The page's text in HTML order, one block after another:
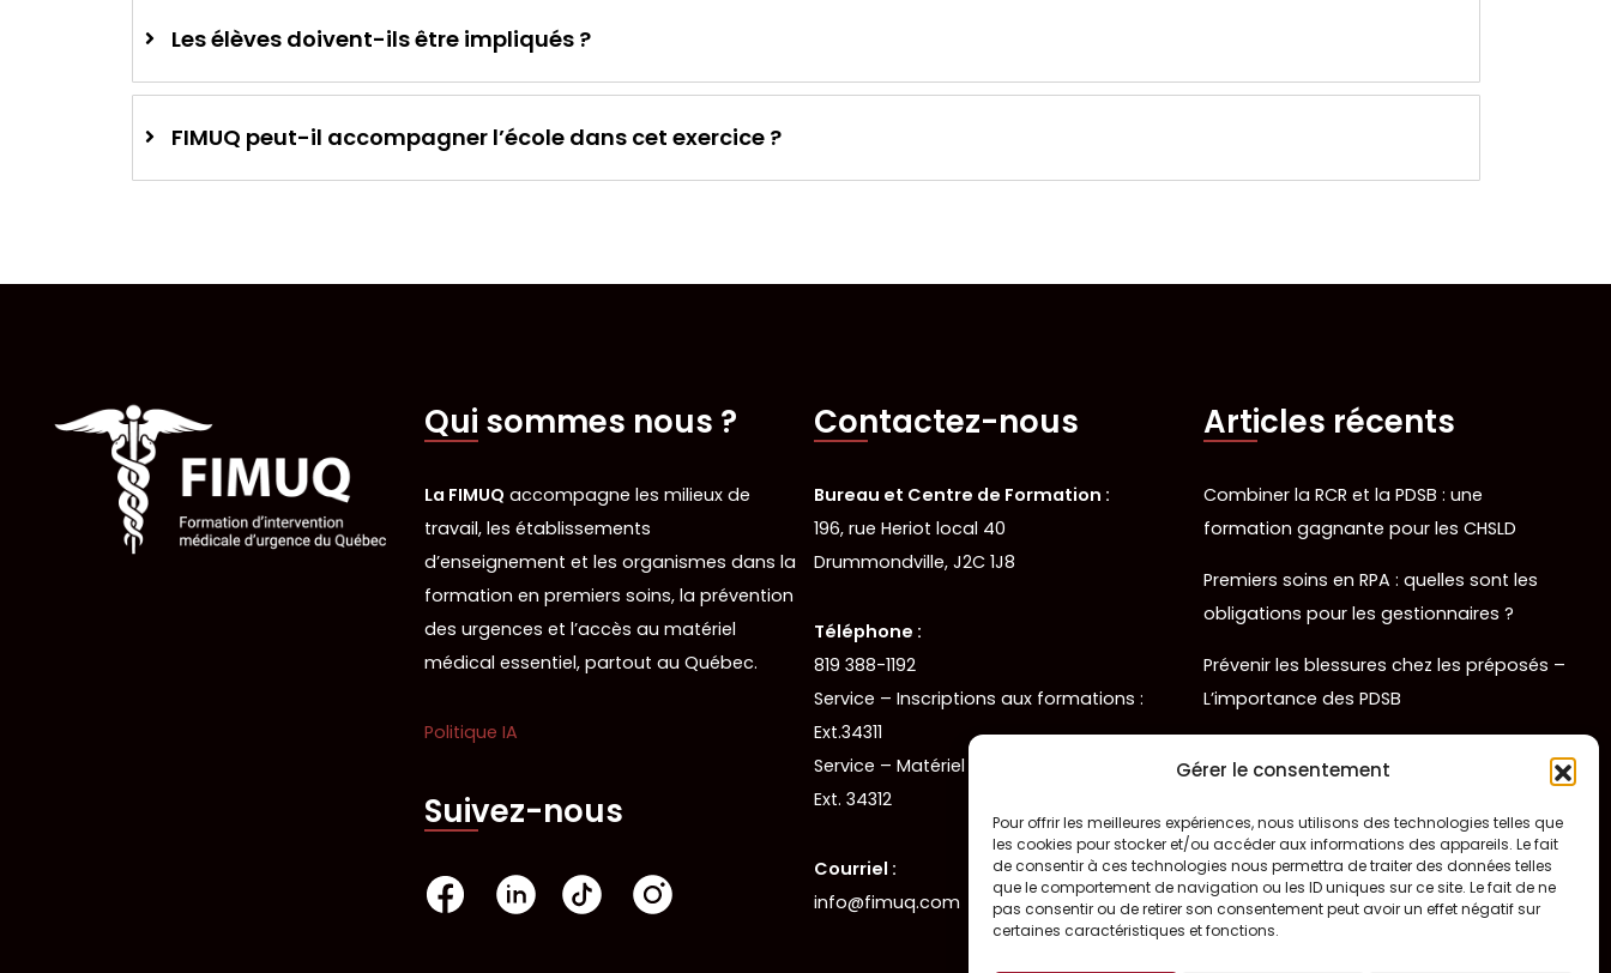
Gérer le consentement
Pour offrir les meilleures expériences, nous utilisons des technologies telles que
les cookies pour stocker et/ou accéder aux informations des appareils. Le fait
de consentir à ces technologies nous permettra de traiter des données telles
que le comportement de navigation ou les ID uniques sur ce site. Le fait de ne
pas consentir ou de retirer son consentement peut avoir un effet négatif sur
certaines caractéristiques et fonctions.
Les élèves doivent-ils être impliqués ?
FIMUQ peut-il accompagner l’école dans cet exercice ?
Qui sommes nous ?
La FIMUQ accompagne les milieux de
travail, les établissements
d’enseignement et les organismes dans la
formation en premiers soins, la prévention
des urgences et l’accès au matériel
médical essentiel, partout au Québec.
Politique IA
Suivez-nous
Contactez-nous
Bureau et Centre de Formation :
196, rue Heriot local 40
Drummondville, J2C 1J8
Téléphone :
819 388-1192
Service – Inscriptions aux formations :
Ext.34311
Service – Matériel de premiers soins :
Ext. 34312
Courriel :
info@fimuq.com
Articles récents
Combiner la RCR et la PDSB : une
formation gagnante pour les CHSLD
Premiers soins en RPA : quelles sont les
obligations pour les gestionnaires ?
Prévenir les blessures chez les préposés –
L’importance des PDSB
gratuitement ?
La naloxone : comment fonctionne-t-elle
?